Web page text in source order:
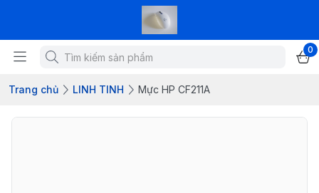
0
Trang chủ LINH TINH Mực HP CF211A